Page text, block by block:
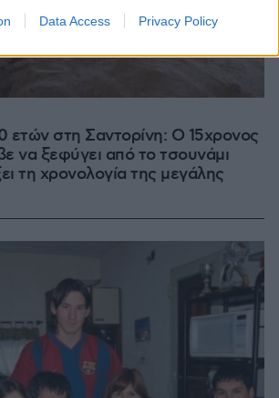
Data Access Privacy Policy
ετών στη Σαντορίνη: Ο 15χρονος
να ξεφύγει από το τσουνάμι
τη χρονολογία της μεγάλης